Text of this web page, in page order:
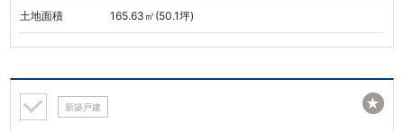
土地面積 165.63㎡(50.1坪)
新築戸建 ★